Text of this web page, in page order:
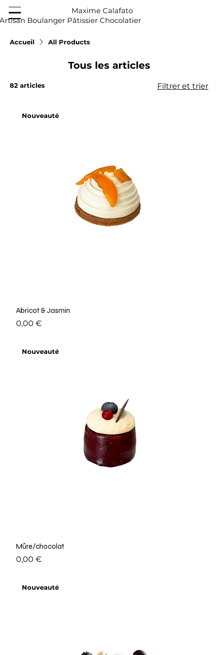
Artisan Boulanger Pâtissier Chocolatier
Maxime Calafato
Accueil All Products
Tous les articles
82 articles Filtrer et trier
Nouveauté
Abricot & Jasmin
Prix
0,00 €
Nouveauté
Mûre/chocolat
Prix
0,00 €
Nouveauté